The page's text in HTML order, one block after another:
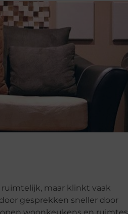
maar klinkt vaak
gesprekken sneller door